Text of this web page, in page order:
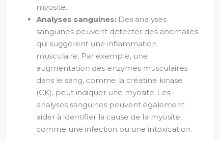
myosite.
Analyses sanguines: Des analyses
sanguines peuvent détecter des anomalies
qui suggèrent une inflammation
musculaire. Par exemple, une
augmentation des enzymes musculaires
dans le sang, comme la créatine kinase
(CK), peut indiquer une myosite. Les
analyses sanguines peuvent également
aider à identifier la cause de la myosite,
comme une infection ou une intoxication.